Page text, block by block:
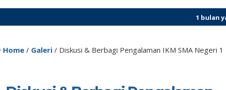
1 bulan yang lalu
perbaikan
Home/ Galeri/ Diskusi & Berbagi Pengalaman IKM SMA Negeri